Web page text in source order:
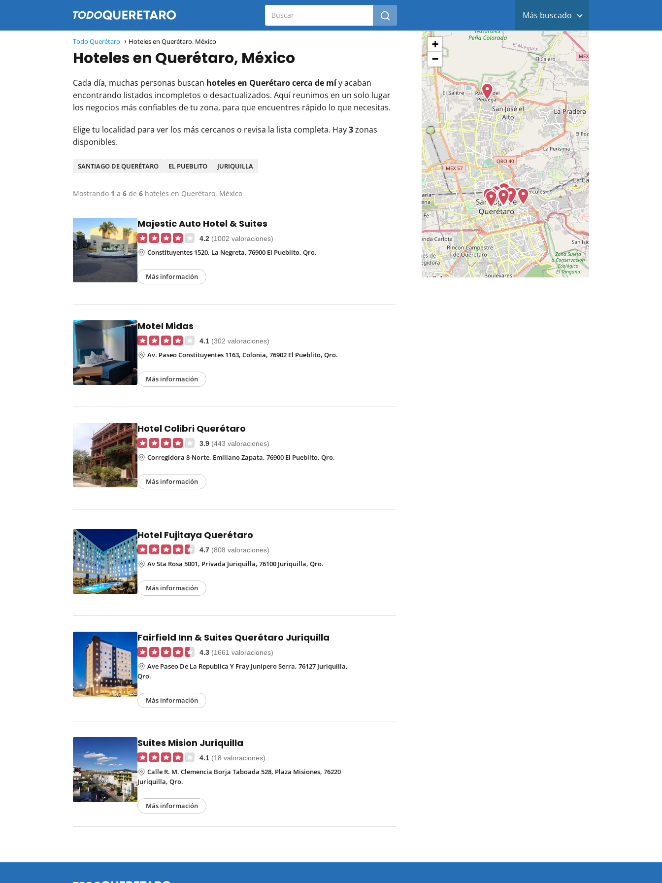
Más buscado
Todo Querétaro Hoteles en Querétaro, México
Hoteles en Querétaro, México
Cada día, muchas personas buscan hoteles en Querétaro cerca de míy acaban
encontrando listados incompletos o desactualizados. Aquí reunimos en un solo lugar
los negocios más confiables de tu zona, para que encuentres rápido lo que necesitas.
Elige tu localidad para ver los más cercanos o revisa la lista completa. Hay3zonas
disponibles.
SANTIAGO DE QUERÉTARO EL PUEBLITO JURIQUILLA
Mostrando 1 a 6 de 6 hoteles en Querétaro, México
Majestic Auto Hotel & Suites
4.2 (1002 valoraciones)
Constituyentes 1520, La Negreta, 76900 El Pueblito, Qro.
Más información
Motel Midas
4.1 (302 valoraciones)
Av. Paseo Constituyentes 1163, Colonia, 76902 El Pueblito, Qro.
Más información
Hotel Colibri Querétaro
3.9 (443 valoraciones)
Corregidora 8-Norte, Emiliano Zapata, 76900 El Pueblito, Qro.
Más información
Hotel Fujitaya Querétaro
4.7 (808 valoraciones)
Av Sta Rosa 5001, Privada Juriquilla, 76100 Juriquilla, Qro.
Más información
Fairfield Inn & Suites Querétaro Juriquilla
4.3 (1661 valoraciones)
Ave Paseo De La Republica Y Fray Junipero Serra, 76127 Juriquilla,
Qro.
Más información
Suites Mision Juriquilla
4.1 (18 valoraciones)
Calle R. M. Clemencia Borja Taboada 528, Plaza Misiones, 76220
Juriquilla, Qro.
Más información
+
−